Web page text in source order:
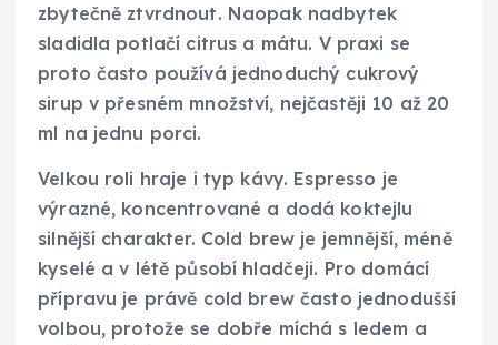
zbytečně ztvrdnout. Naopak nadbytek
sladidla potlačí citrus a mátu. V praxi se
proto často používá jednoduchý cukrový
sirup v přesném množství, nejčastěji 10 až 20
ml na jednu porci.
Velkou roli hraje i typ kávy. Espresso je
výrazné, koncentrované a dodá koktejlu
silnější charakter. Cold brew je jemnější, méně
kyselé a v létě působí hladčeji. Pro domácí
přípravu je právě cold brew často jednodušší
volbou, protože se dobře míchá s ledem a